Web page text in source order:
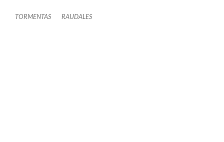
TORMENTAS RAUDALES